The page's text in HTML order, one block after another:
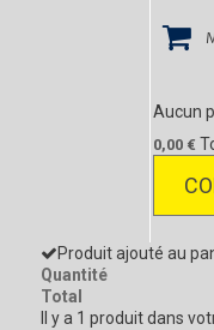
Aucun
0,00 €
Produit ajouté au
Quantité
Total
Il y a 1 produit dans